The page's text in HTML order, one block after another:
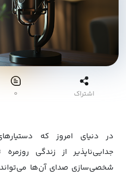
اشتراک ۰
در دنیای امروز که
جدایی‌ناپذیر از زندگی روزمره
شخصی‌سازی صدای آن‌ها می‌تواند